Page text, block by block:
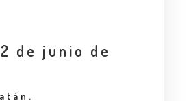
de junio de